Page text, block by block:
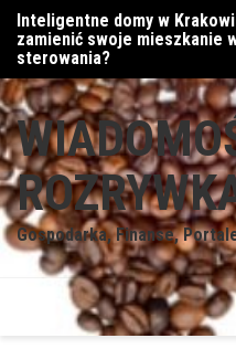
Skip
content
Inteligentne domy w
zamienić swoje mieszkanie
sterowania?
Cyfrowe podejście do walut
Gospodarka, Finanse,